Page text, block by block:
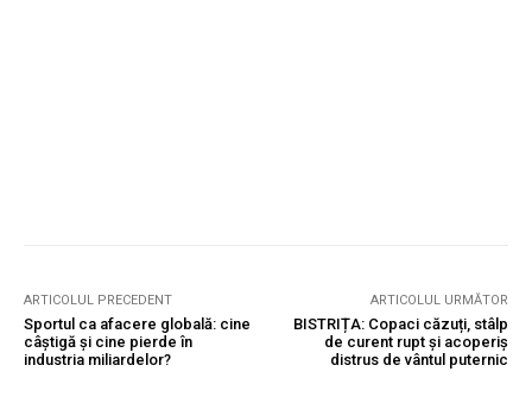
ARTICOLUL PRECEDENT
Sportul ca afacere globală: cine
câștigă și cine pierde în
industria miliardelor?
ARTICOLUL URMĂTOR
BISTRIȚA: Copaci căzuți, stâlp
de curent rupt și acoperiș
distrus de vântul puternic